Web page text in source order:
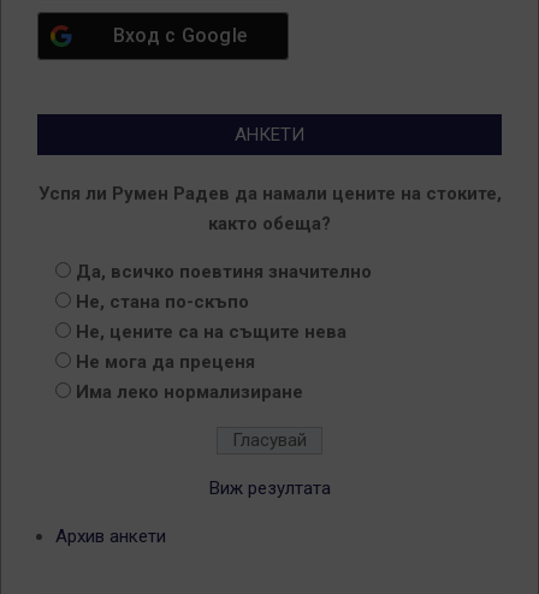
Вход с Google
АНКЕТИ
Успя ли Румен Радев да намали цените на стоките,
както обеща?
Да, всичко поевтиня значително
Не, стана по-скъпо
Не, цените са на същите нева
Не мога да преценя
Има леко нормализиране
Виж резултата
Архив анкети